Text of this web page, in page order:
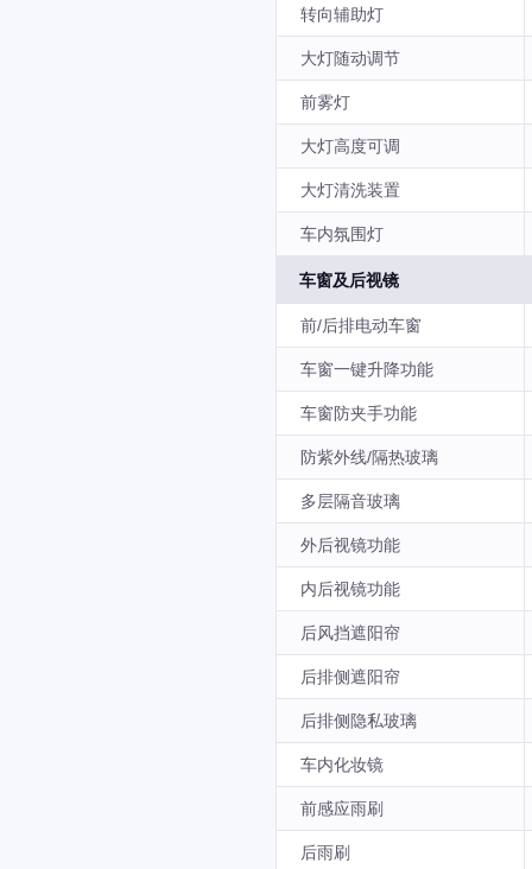
转向辅助灯
大灯随动调节
前雾灯
大灯高度可调
大灯清洗装置
车内氛围灯
车窗及后视镜
前/后排电动车窗
车窗一键升降功能
车窗防夹手功能
防紫外线/隔热玻璃
多层隔音玻璃
外后视镜功能
内后视镜功能
后风挡遮阳帘
后排侧遮阳帘
后排侧隐私玻璃
车内化妆镜
前感应雨刷
后雨刷